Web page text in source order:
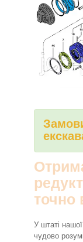
точно
У штаті нашої
чудово